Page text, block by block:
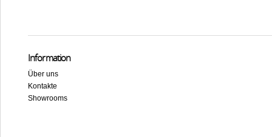
Information
Über uns
Kontakte
Showrooms